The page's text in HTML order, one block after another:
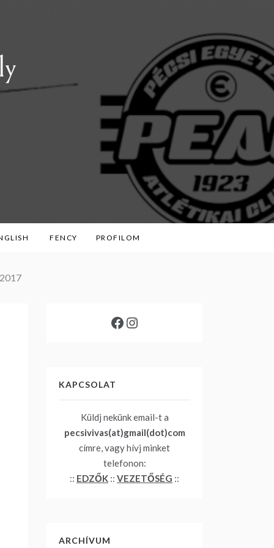
FENCY PROFILOM
Facebook
Instagram
KAPCSOLAT
Küldj nekünk email-t a
pecsivivas(at)gmail(dot)com
címre, vagy hívj minket
telefonon:
:: EDZŐK :: VEZETŐSÉG ::
ARCHÍVUM